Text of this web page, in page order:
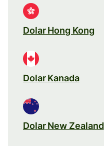
Dolar Hong Kong
Dolar Kanada
Dolar New Zealand